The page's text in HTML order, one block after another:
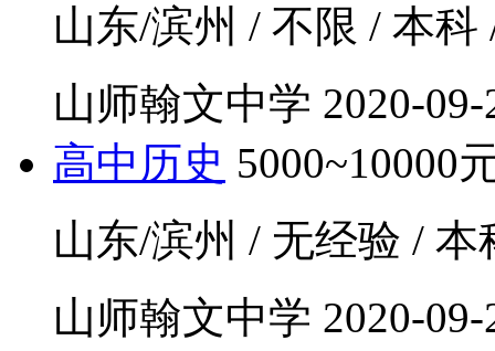
山东/滨州 / 不限 / 本科
山师翰文中学 2020-09-
高中历史 5000~10000
山东/滨州 / 无经验 / 本
山师翰文中学 2020-09-